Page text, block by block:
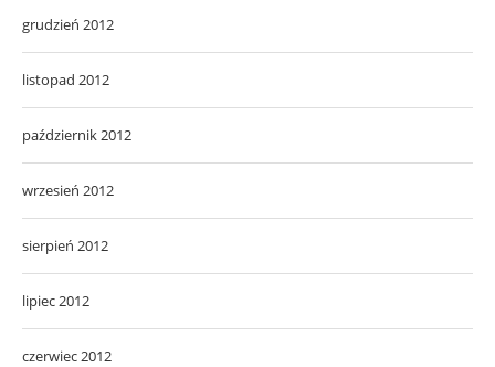
grudzień 2012
listopad 2012
październik 2012
wrzesień 2012
sierpień 2012
lipiec 2012
czerwiec 2012